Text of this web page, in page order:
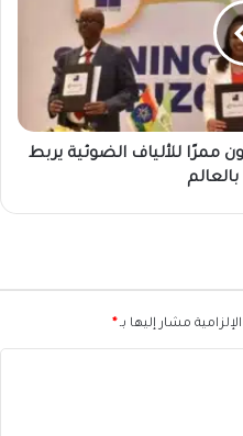
ممرًا للألياف الضوئية يربط
مشار إليها بـ*